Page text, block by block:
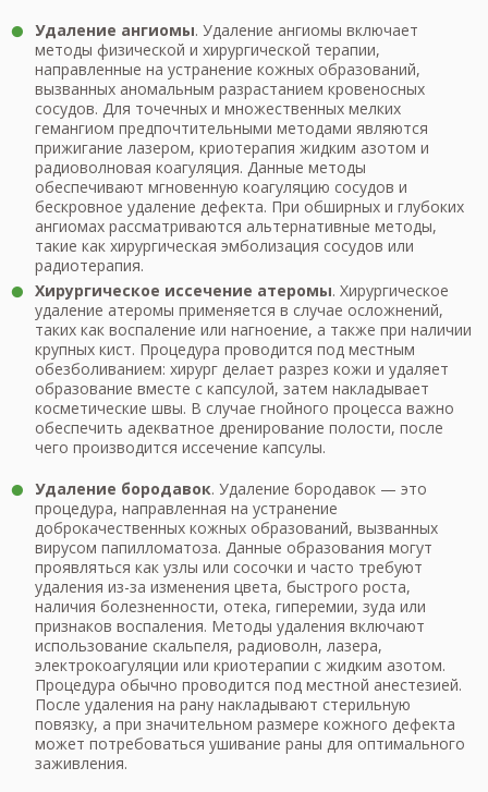
Удаление ангиомы. Удаление ангиомы включает
методы физической и хирургической терапии,
направленные на устранение кожных образований,
вызванных аномальным разрастанием кровеносных
сосудов. Для точечных и множественных мелких
гемангиом предпочтительными методами являются
прижигание лазером, криотерапия жидким азотом и
радиоволновая коагуляция. Данные методы
обеспечивают мгновенную коагуляцию сосудов и
бескровное удаление дефекта. При обширных и глубоких
ангиомах рассматриваются альтернативные методы,
такие как хирургическая эмболизация сосудов или
радиотерапия.
Хирургическое иссечение атеромы. Хирургическое
удаление атеромы применяется в случае осложнений,
таких как воспаление или нагноение, а также при наличии
крупных кист. Процедура проводится под местным
обезболиванием: хирург делает разрез кожи и удаляет
образование вместе с капсулой, затем накладывает
косметические швы. В случае гнойного процесса важно
обеспечить адекватное дренирование полости, после
чего производится иссечение капсулы.
Удаление бородавок. Удаление бородавок — это
процедура, направленная на устранение
доброкачественных кожных образований, вызванных
вирусом папилломатоза. Данные образования могут
проявляться как узлы или сосочки и часто требуют
удаления из-за изменения цвета, быстрого роста,
наличия болезненности, отека, гиперемии, зуда или
признаков воспаления. Методы удаления включают
использование скальпеля, радиоволн, лазера,
электрокоагуляции или криотерапии с жидким азотом.
Процедура обычно проводится под местной анестезией.
После удаления на рану накладывают стерильную
повязку, а при значительном размере кожного дефекта
может потребоваться ушивание раны для оптимального
заживления.